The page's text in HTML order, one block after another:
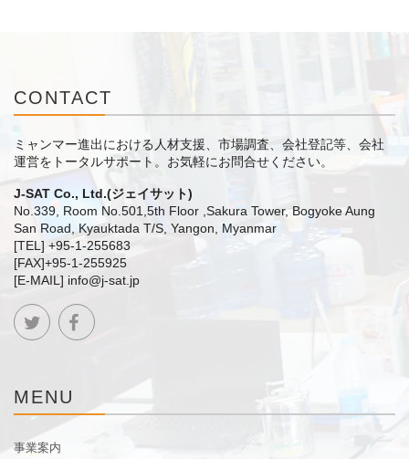
CONTACT
ミャンマー進出における人材支援、市場調査、会社登記等、会社
運営をトータルサポート。 お気軽にお問合せください。
J-SAT Co., Ltd.(ジェイサット)
No.339, Room No.501,5th Floor ,Sakura Tower, Bogyoke Aung
San Road, Kyauktada T/S, Yangon, Myanmar
[TEL] +95-1-255683
[FAX]+95-1-255925
[E-MAIL] info@j-sat.jp
MENU
事業案内